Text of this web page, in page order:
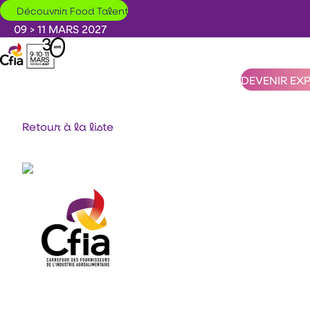
Aller au contenu principal
Découvrir Food Talent
09 > 11 MARS 2027
DEVENIR
Retour à la liste